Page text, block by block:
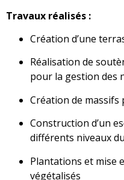
Travaux réalisés :
Création d’une
Réalisation de
pour la gestion des
Création de massifs
Construction d’un
différents niveaux
Plantations et mise
végétalisés